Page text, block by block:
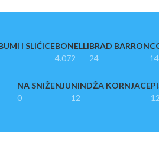
I SLIĆICEBONELLI
4.072
BRAD BARRON
24
14
NA SNIŽENJU
0
NINDŽA KORNJACE
12